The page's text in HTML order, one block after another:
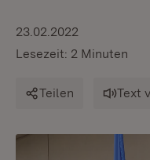
23.02.2022
Lesezeit: 2 Minuten
Teilen Text